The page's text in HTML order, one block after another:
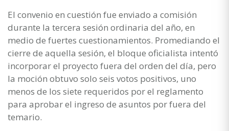
El convenio en cuestión fue enviado a comisión
durante la tercera sesión ordinaria del año, en
medio de fuertes cuestionamientos. Promediando el
cierre de aquella sesión, el bloque oficialista intentó
incorporar el proyecto fuera del orden del día, pero
la moción obtuvo solo seis votos positivos, uno
menos de los siete requeridos por el reglamento
para aprobar el ingreso de asuntos por fuera del
temario.